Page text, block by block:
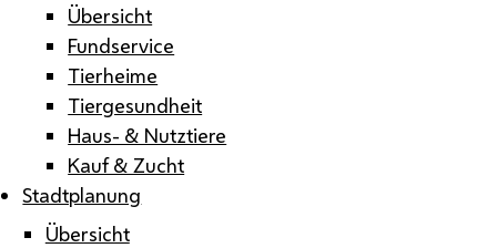
Übersicht
Fundservice
Tierheime
Tiergesundheit
Haus- & Nutztiere
Kauf & Zucht
Stadtplanung
Übersicht